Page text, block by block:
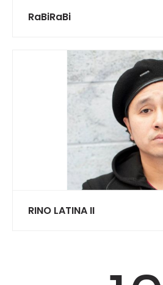
RaBiRaBi
RINO LATINA II